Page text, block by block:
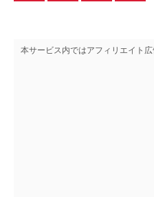
本サービス内ではアフィリエイト広